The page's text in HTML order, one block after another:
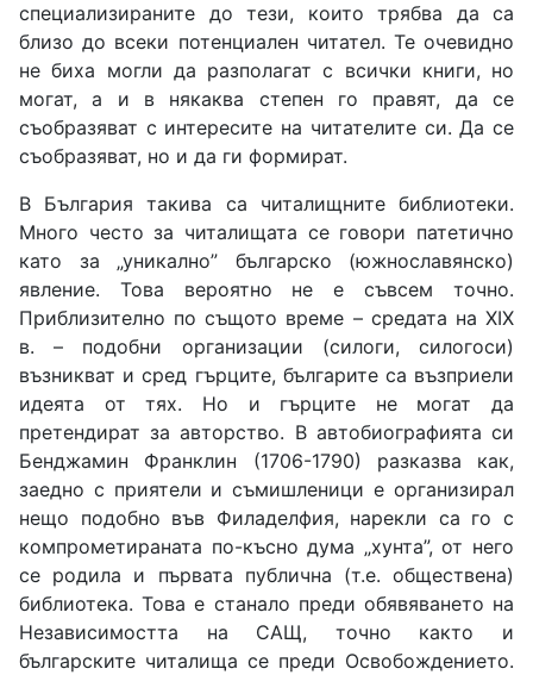
специализираните до тези, които трябва да са
близо до всеки потенциален читател. Те очевидно
не биха могли да разполагат с всички книги, но
могат, а и в някаква степен го правят, да се
съобразяват с интересите на читателите си. Да се
съобразяват, но и да ги формират.
В България такива са читалищните библиотеки.
Много често за читалищата се говори патетично
като за „уникално” българско (южнославянско)
явление. Това вероятно не е съвсем точно.
Приблизително по същото време – средата на ХІХ
в. – подобни организации (силоги, силогоси)
възникват и сред гърците, българите са възприели
идеята от тях. Но и гърците не могат да
претендират за авторство. В автобиографията си
Бенджамин Франклин (1706-1790) разказва как,
заедно с приятели и съмишленици е организирал
нещо подобно във Филаделфия, нарекли са го с
компрометираната по-късно дума „хунта”, от него
се родила и първата публична (т.е. обществена)
библиотека. Това е станало преди обявяването на
Независимостта на САЩ, точно както и
българските читалища се преди Освобождението.